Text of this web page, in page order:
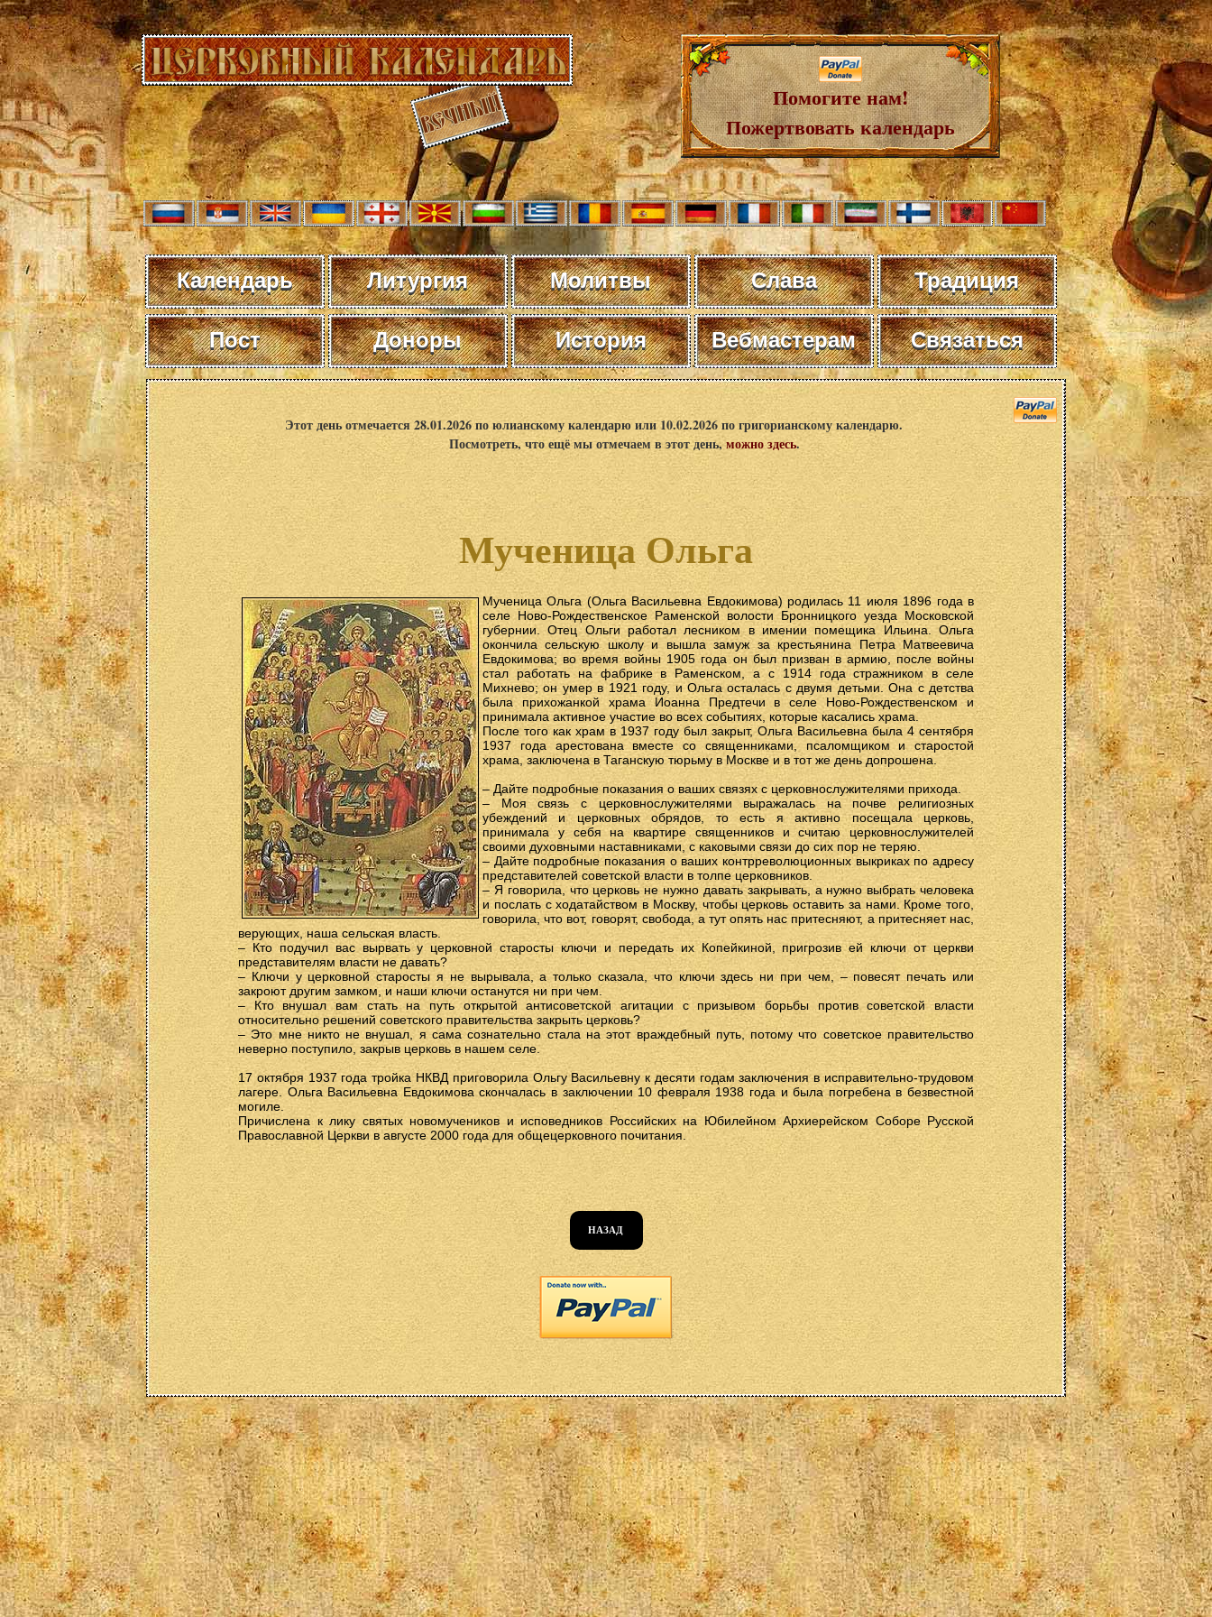
Помогите нам!
Пожертвовать календарь
Календарь Литургия Молитвы Слава Традиция
Пост Доноры История Вебмастерам Связаться
Этот день отмечается 28.01.2026 по юлианскому календарю или 10.02.2026 по григорианскому календарю.
Посмотреть, что ещё мы отмечаем в этот день,можно здесь.
Мученица Ольга
Мученица Ольга (Ольга Васильевна Евдокимова) родилась 11 июля 1896 года в
селе Ново-Рождественское Раменской волости Бронницкого уезда Московской
губернии. Отец Ольги работал лесником в имении помещика Ильина. Ольга
окончила сельскую школу и вышла замуж за крестьянина Петра Матвеевича
Евдокимова; во время войны 1905 года он был призван в армию, после войны
стал работать на фабрике в Раменском, а с 1914 года стражником в селе
Михнево; он умер в 1921 году, и Ольга осталась с двумя детьми. Она с детства
была прихожанкой храма Иоанна Предтечи в селе Ново-Рождественском и
принимала активное участие во всех событиях, которые касались храма.
После того как храм в 1937 году был закрыт, Ольга Васильевна была 4 сентября
1937 года арестована вместе со священниками, псаломщиком и старостой
храма, заключена в Таганскую тюрьму в Москве и в тот же день допрошена.
– Дайте подробные показания о ваших связях с церковнослужителями прихода.
– Моя связь с церковнослужителями выражалась на почве религиозных
убеждений и церковных обрядов, то есть я активно посещала церковь,
принимала у себя на квартире священников и считаю церковнослужителей
своими духовными наставниками, с каковыми связи до сих пор не теряю.
– Дайте подробные показания о ваших контрреволюционных выкриках по адресу
представителей советской власти в толпе церковников.
– Я говорила, что церковь не нужно давать закрывать, а нужно выбрать человека
и послать с ходатайством в Москву, чтобы церковь оставить за нами. Кроме того,
говорила, что вот, говорят, свобода, а тут опять нас притесняют, а притесняет нас,
верующих, наша сельская власть.
– Кто подучил вас вырвать у церковной старосты ключи и передать их Копейкиной, пригрозив ей ключи от церкви
представителям власти не давать?
– Ключи у церковной старосты я не вырывала, а только сказала, что ключи здесь ни при чем, – повесят печать или
закроют другим замком, и наши ключи останутся ни при чем.
– Кто внушал вам стать на путь открытой антисоветской агитации с призывом борьбы против советской власти
относительно решений советского правительства закрыть церковь?
– Это мне никто не внушал, я сама сознательно стала на этот враждебный путь, потому что советское правительство
неверно поступило, закрыв церковь в нашем селе.
17 октября 1937 года тройка НКВД приговорила Ольгу Васильевну к десяти годам заключения в исправительно-трудовом
лагере. Ольга Васильевна Евдокимова скончалась в заключении 10 февраля 1938 года и была погребена в безвестной
могиле.
Причислена к лику святых новомучеников и исповедников Российских на Юбилейном Архиерейском Соборе Русской
Православной Церкви в августе 2000 года для общецерковного почитания.
НАЗАД